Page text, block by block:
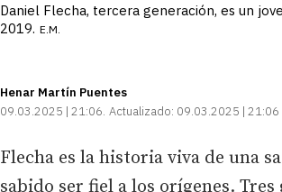
Daniel Flecha, tercera generación, es un
2019. E.M.
Henar Martín Puentes
09.03.2025 | 21:06 Actualizado: 09.03.2025 | 21:06
Flecha es la historia viva de una
sabido ser fiel a los orígenes.